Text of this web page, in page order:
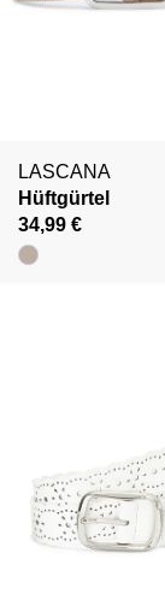
LASCANA
Hüftgürtel
34,99 €